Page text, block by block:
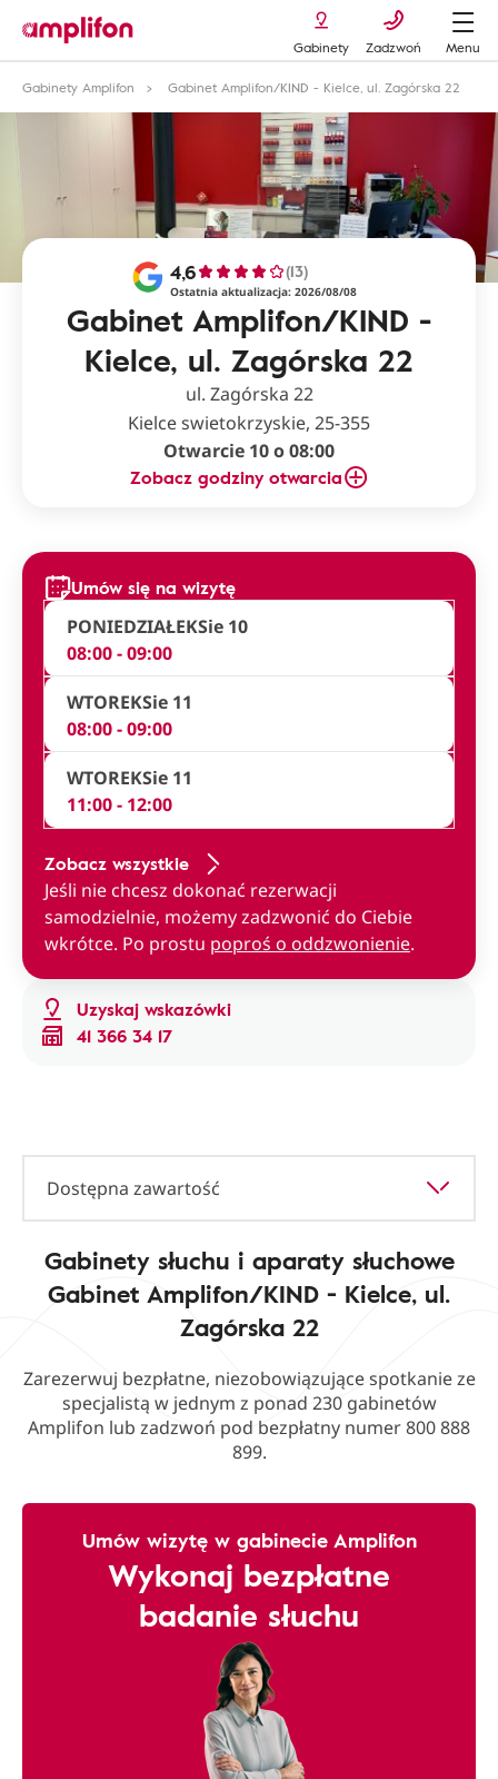
Gabinety Zadzwoń
Menu
Gabinety Amplifon
Gabinet Amplifon/KIND - Kielce, ul. Zagórska 22
Gabinet Amplifon/KIND -
Kielce, ul. Zagórska 22
4,6 (13)
Ostatnia aktualizacja: 2026/08/08
ul. Zagórska 22
Kielce swietokrzyskie, 25-355
Otwarcie 10 o 08:00
Zobacz godziny otwarcia
Uzyskaj wskazówki
41 366 34 17
Umów się na wizytę
PONIEDZIAŁEKSie 10
08:00 - 09:00
WTOREKSie 11
08:00 - 09:00
WTOREKSie 11
11:00 - 12:00
Zobacz wszystkie
Jeśli nie chcesz dokonać rezerwacji
samodzielnie, możemy zadzwonić do Ciebie
wkrótce. Po prostu poproś o oddzwonienie.
Dostępna zawartość
Gabinety słuchu i aparaty słuchowe
Gabinet Amplifon/KIND - Kielce, ul.
Zagórska 22
Zarezerwuj bezpłatne, niezobowiązujące spotkanie ze
specjalistą w jednym z ponad 230 gabinetów
Amplifon lub zadzwoń pod bezpłatny numer 800 888
899.
Umów wizytę w gabinecie Amplifon
Wykonaj bezpłatne
badanie słuchu